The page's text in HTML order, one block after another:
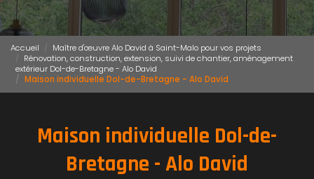
Accueil
Maître d'œuvre Alo David à Saint-Malo pour vos projets
Rénovation, construction, extension, suivi de chantier, aménagement
extérieur Dol-de-Bretagne - Alo David
Maison individuelle Dol-de-Bretagne - Alo David
Maison individuelle Dol-de-
Bretagne - Alo David